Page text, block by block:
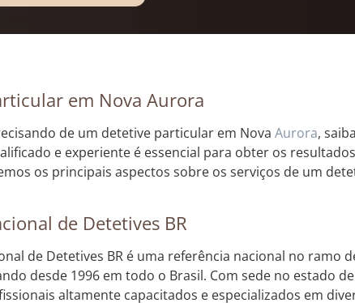
em Nova Aurora
de um detetive particular em Nova Aurora,
e experiente é essencial para obter os
os principais aspectos sobre os serviços de um
de Detetives BR
de Detetives BR é uma referência nacional no ramo
desde 1996 em todo o Brasil. Com sede no estado de
altamente capacitados e especializados em